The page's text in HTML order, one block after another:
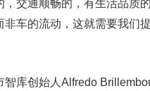
，交通顺畅的，有生活品质
非车的流动，这就需要我们
智库创始人Alfredo